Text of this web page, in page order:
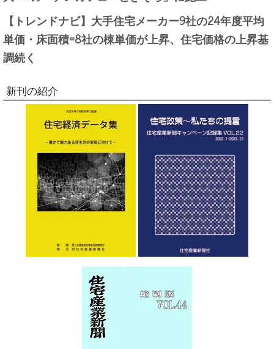
【トレンドナビ】大手住宅メーカー9社の24年度平均
単価・床面積=8社の棟単価が上昇、住宅価格の上昇基
調続く
新刊の紹介